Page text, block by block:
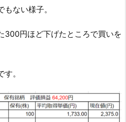
ない様子。
300円ほど下げたところで買いを
。